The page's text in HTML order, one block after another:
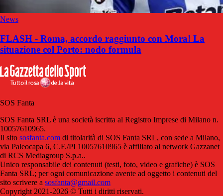
News
FLASH - Roma, accordo raggiunto con Mora! La
situazione col Porto: nodo formula
SOS Fanta
SOS Fanta SRL è una società iscritta al Registro Imprese di Milano n.
10057610965.
Il sito sosfanta.com di titolarità di SOS Fanta SRL, con sede a Milano,
via Paleocapa 6, C.F./PI 10057610965 è affiliato al network Gazzanet
di RCS Mediagroup S.p.a..
Unico responsabile dei contenuti (testi, foto, video e grafiche) è SOS
Fanta SRL; per ogni comunicazione avente ad oggetto i contenuti del
sito scrivere a sosfanta@gmail.com
Copyright 2021-2026 © Tutti i diritti riservati.